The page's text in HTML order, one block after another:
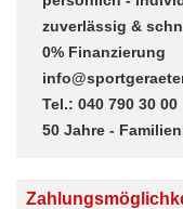
zuverlässig &
0% Finanzierung
Tel.: 040 790 30 00
50 Jahre -